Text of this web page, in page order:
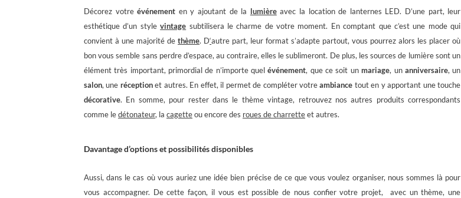
Décorez votreévénement en y ajoutant de la lumièreavec la location de lanternes LED. D’une part, leur
esthétique d’un stylevintage subtilisera le charme de votre moment. En comptant que c’est une mode qui
convient à une majorité dethème. D‘autre part, leur format s’adapte partout, vous pourrez alors les placer où
bon vous semble sans perdre d’espace, au contraire, elles le sublimeront. De plus, les sources de lumière sont un
élément très important, primordial de n’importe quelévénement, que ce soit unmariage, un anniversaire, un
salon, une réceptionet autres. En effet, il permet de compléter votreambiance tout en y apportant une touche
décorative. En somme, pour rester dans le thème vintage, retrouvez nos autres produits correspondants
comme ledétonateur, la cagetteou encore des roues de charretteet autres.
Davantage d’options et possibilités disponibles
Aussi, dans le cas où vous auriez une idée bien précise de ce que vous voulez organiser, nous sommes là pour
vous accompagner. De cette façon, il vous est possible de nous confier votre projet, avec un thème, une